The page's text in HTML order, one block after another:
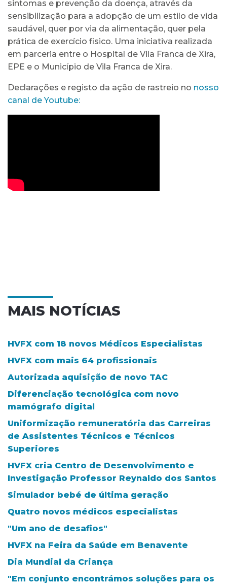
sintomas e prevenção da doença, através da
sensibilização para a adopção de um estilo de vida
saudável, quer por via da alimentação, quer pela
prática de exercício fisico. Uma iniciativa realizada
em parceria entre o Hospital de Vila Franca de Xira,
EPE e o Município de Vila Franca de Xira.
Declarações e registo da ação de rastreio no nosso
canal de Youtube:
MAIS NOTÍCIAS
HVFX com 18 novos Médicos Especialistas
HVFX com mais 64 profissionais
Autorizada aquisição de novo TAC
Diferenciação tecnológica com novo
mamógrafo digital
Uniformização remuneratória das Carreiras
de Assistentes Técnicos e Técnicos
Superiores
HVFX cria Centro de Desenvolvimento e
Investigação Professor Reynaldo dos Santos
Simulador bebé de última geração
Quatro novos médicos especialistas
"Um ano de desafios"
HVFX na Feira da Saúde em Benavente
Dia Mundial da Criança
"Em conjunto encontrámos soluções para os